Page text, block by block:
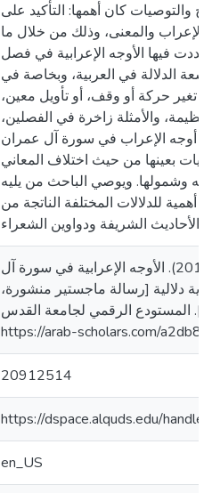
والتوصيات كان أهمها: التأكيد على
الإعراب والمعنى، وذلك من خلال ما
فيها الأوجه الإعرابية في فصل
سعة الدلالة في العربية، وبخاصة في
تغير حركة أو وقف، أو تأويل معين،
والأمثلة زاخرة في الفصلين،
أوجه الإعراب في سورة آل عمران
بعينها من حيث اختلاف المعاني
وشمولها. ويوصي الباحث من يليه
أهمية للدلالات المختلفة الناتجة من
أبولبن، ابراهيم نهيد. (2013). الأوجه الإعرابية في سورة آل
دلالية [رسالة ماجستير منشورة،
المستودع الرقمي لجامعة القدس.
https://arab-scholars.com/a2db8c
20912514
https://dspace.alquds.edu/
en_US